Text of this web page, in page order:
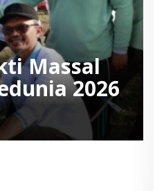
Massal
2026